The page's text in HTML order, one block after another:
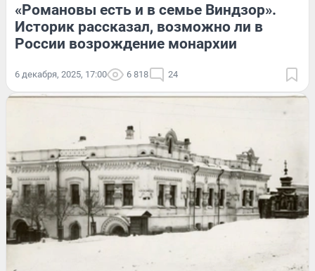
«Романовы есть и в семье Виндзор».
Историк рассказал, возможно ли в
России возрождение монархии
6 декабря, 2025, 17:00 6 818 24